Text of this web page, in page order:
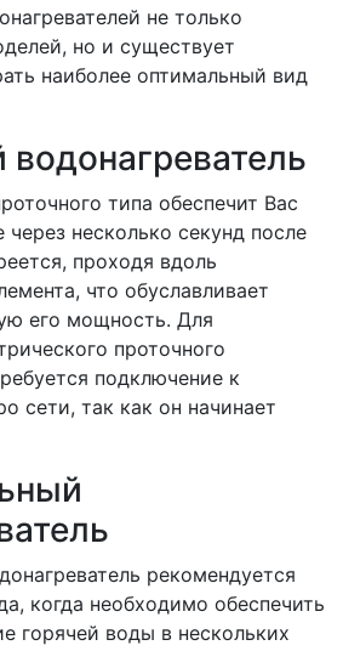
не только
но и существует
наиболее оптимальный вид
типа обеспечит Вас
несколько секунд после
проходя вдоль
что обуславливает
его мощность. Для
проточного
подключение к
сети, так как он начинает
рекомендуется
когда необходимо обеспечить
горячей воды в нескольких